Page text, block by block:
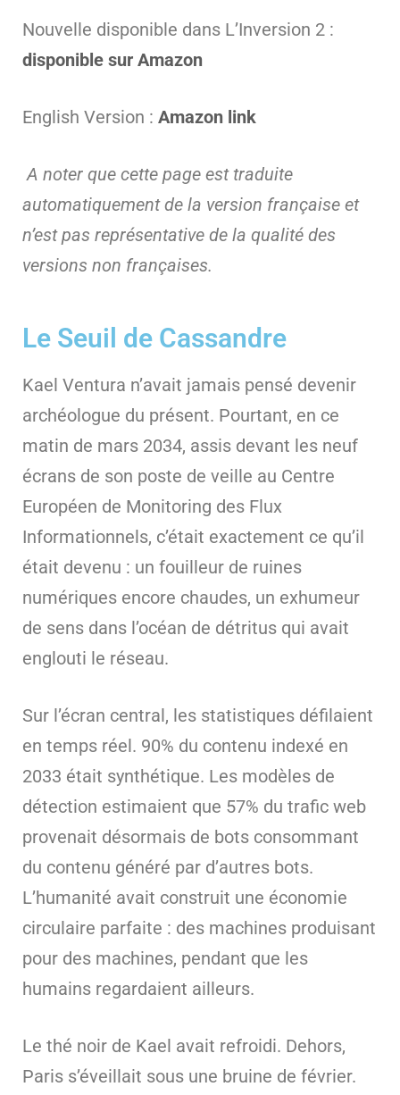
Nouvelle disponible dans L’Inversion 2 :
disponible sur Amazon
English Version : Amazon link
A noter que cette page est traduite
automatiquement de la version française et
n’est pas représentative de la qualité des
versions non françaises.
Le Seuil de Cassandre
Kael Ventura n’avait jamais pensé devenir
archéologue du présent. Pourtant, en ce
matin de mars 2034, assis devant les neuf
écrans de son poste de veille au Centre
Européen de Monitoring des Flux
Informationnels, c’était exactement ce qu’il
était devenu : un fouilleur de ruines
numériques encore chaudes, un exhumeur
de sens dans l’océan de détritus qui avait
englouti le réseau.
Sur l’écran central, les statistiques défilaient
en temps réel. 90% du contenu indexé en
2033 était synthétique. Les modèles de
détection estimaient que 57% du trafic web
provenait désormais de bots consommant
du contenu généré par d’autres bots.
L’humanité avait construit une économie
circulaire parfaite : des machines produisant
pour des machines, pendant que les
humains regardaient ailleurs.
Le thé noir de Kael avait refroidi. Dehors,
Paris s’éveillait sous une bruine de février.